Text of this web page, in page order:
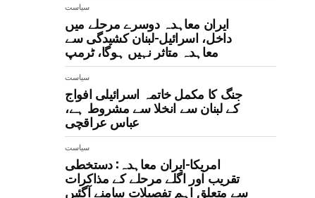
سیاست
ایران معاہدہ دوسرے مرحلے میں
داخل، اسرائیل-لبنان کشیدگی سے
معاہدہ متاثر نہیں ہوگا، ٹرمپ
سیاست
جنگ کا مکمل خاتمہ اسرائیلی افواج
کے لبنان سے انخلا سے مشروط ہے،
عباس عراقچی
سیاست
امریکا-ایران معاہدہ: دستخطی
تقریب اور اگلے مرحلے کے مذاکرات
سے متعلق اہم تفصیلات سامنے آگئیں